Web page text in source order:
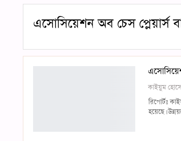
এসোসিয়েশন অব চেস প্লেয়ার্স
কাইয়ুম
রিপোর্টঃ
হয়েছে।